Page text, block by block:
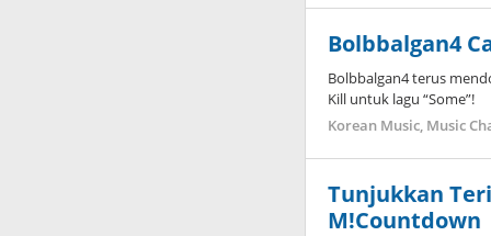
Bolbbalgan4
Bolbbalgan4 terus
Kill untuk lagu “Some”!
Korean Music, Music
Tunjukkan
M!Countdown